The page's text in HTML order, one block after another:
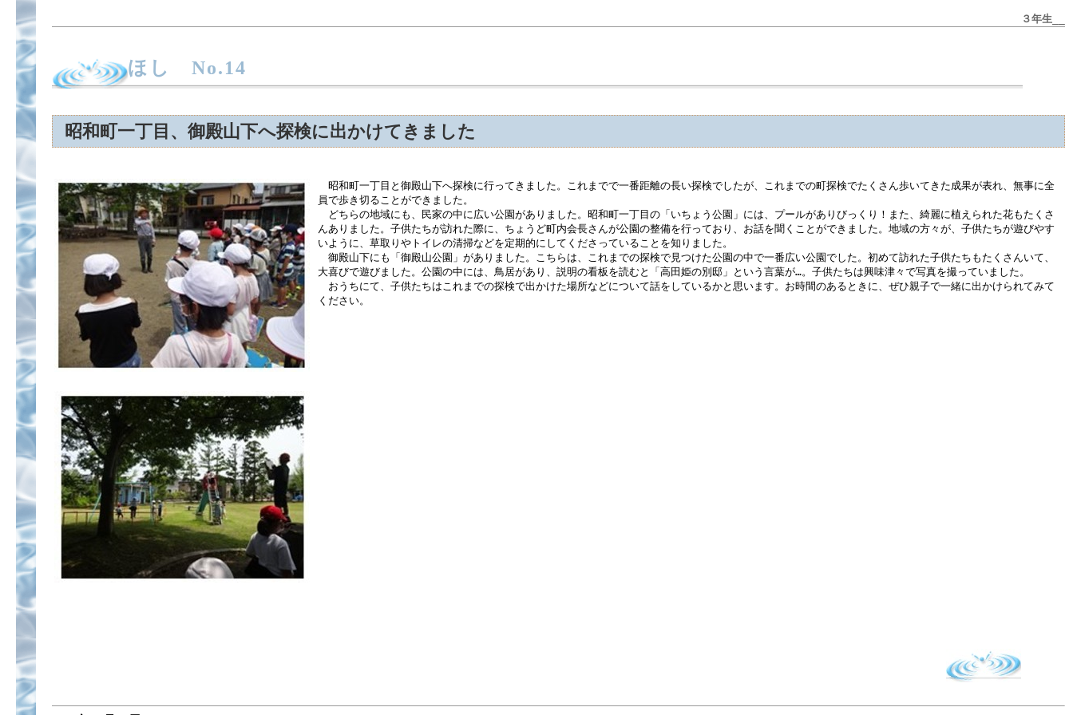
３年生__
ほし No.14
昭和町一丁目、御殿山下へ探検に出かけてきました
昭和町一丁目と御殿山下へ探検に行ってきました。これまでで一番距離の長い探検でしたが、これまでの町探検でたくさん歩いてきた成果が表れ、無事に全
員で歩き切ることができました。
どちらの地域にも、民家の中に広い公園がありました。昭和町一丁目の「いちょう公園」には、プールがありびっくり！また、綺麗に植えられた花もたくさ
んありました。子供たちが訪れた際に、ちょうど町内会長さんが公園の整備を行っており、お話を聞くことができました。地域の方々が、子供たちが遊びやす
いように、草取りやトイレの清掃などを定期的にしてくださっていることを知りました。
御殿山下にも「御殿山公園」がありました。こちらは、これまでの探検で見つけた公園の中で一番広い公園でした。初めて訪れた子供たちもたくさんいて、
大喜びで遊びました。公園の中には、鳥居があり、説明の看板を読むと「高田姫の別邸」という言葉が…。子供たちは興味津々で写真を撮っていました。
おうちにて、子供たちはこれまでの探検で出かけた場所などについて話をしているかと思います。お時間のあるときに、ぜひ親子で一緒に出かけられてみて
ください。